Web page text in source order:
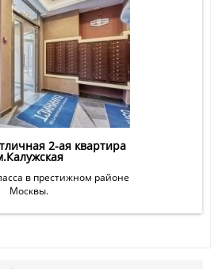
2-ая квартира
в престижном районе
Москвы.